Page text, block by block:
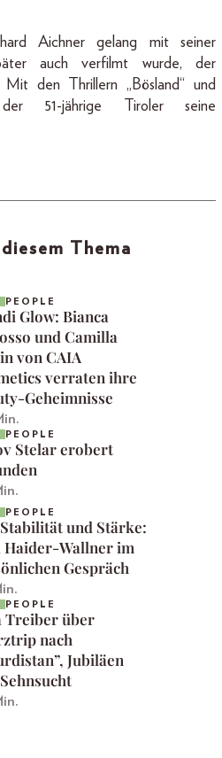
Aichner gelang mit seiner
auch verfilmt wurde, der
Mit den Thrillern „Bösland“ und
51-jährige Tiroler seine
Thema
PEOPLE
Glow: Bianca
und Camilla
von CAIA
verraten ihre
Geheimnisse
PEOPLE
Stelar erobert
PEOPLE
und Stärke:
Haider-Wallner im
Gespräch
PEOPLE
Treiber über
nach
Jubiläen